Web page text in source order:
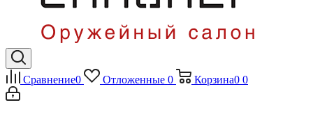
Сравнение0 Отложенные 0 Корзина0 0